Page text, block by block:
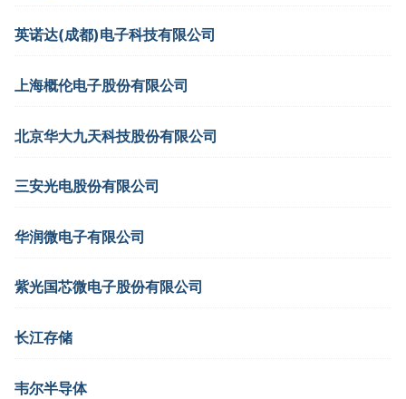
英诺达(成都)电子科技有限公司
上海概伦电子股份有限公司
北京华大九天科技股份有限公司
三安光电股份有限公司
华润微电子有限公司
紫光国芯微电子股份有限公司
长江存储
韦尔半导体